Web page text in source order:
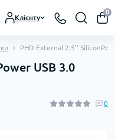
Клієнту
0
PHD External 2.5''
USB 3.0
0